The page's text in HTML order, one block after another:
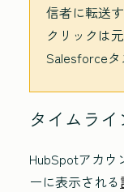
信者に転送
クリックは
Salesforceタ
タイムラ
HubSpotアカウ
ーに表示される